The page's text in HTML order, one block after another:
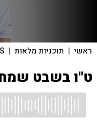
ראשי | תוכניות מלאות |
ט"ו בשבט